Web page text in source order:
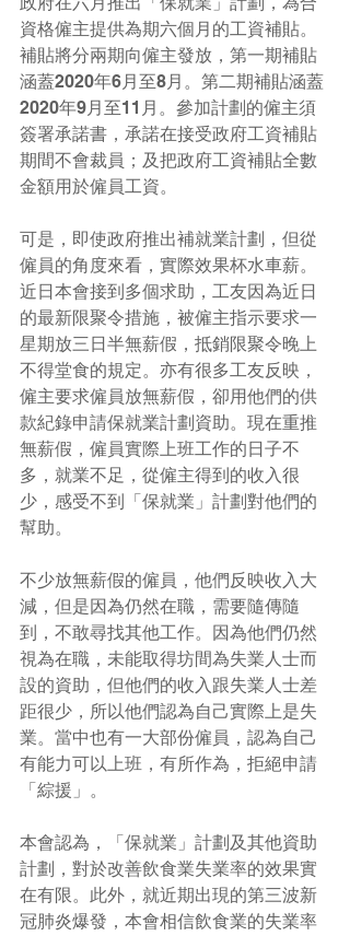
資格僱主提供為期六個月的工資補貼。
補貼將分兩期向僱主發放，第一期補貼
涵蓋2020年6月至8月。第二期補貼涵蓋
2020年9月至11月。參加計劃的僱主須
簽署承諾書，承諾在接受政府工資補貼
期間不會裁員；及把政府工資補貼全數
金額用於僱員工資。
可是，即使政府推出補就業計劃，但從
僱員的角度來看，實際效果杯水車薪。
近日本會接到多個求助，工友因為近日
的最新限聚令措施，被僱主指示要求一
星期放三日半無薪假，抵銷限聚令晚上
不得堂食的規定。亦有很多工友反映，
僱主要求僱員放無薪假，卻用他們的供
款紀錄申請保就業計劃資助。現在重推
無薪假，僱員實際上班工作的日子不
多，就業不足，從僱主得到的收入很
少，感受不到「保就業」計劃對他們的
幫助。
不少放無薪假的僱員，他們反映收入大
減，但是因為仍然在職，需要隨傳隨
到，不敢尋找其他工作。因為他們仍然
視為在職，未能取得坊間為失業人士而
設的資助，但他們的收入跟失業人士差
距很少，所以他們認為自己實際上是失
業。當中也有一大部份僱員，認為自己
有能力可以上班，有所作為，拒絕申請
「綜援」。
本會認為，「保就業」計劃及其他資助
計劃，對於改善飲食業失業率的效果實
在有限。此外，就近期出現的第三波新
冠肺炎爆發，本會相信飲食業的失業率